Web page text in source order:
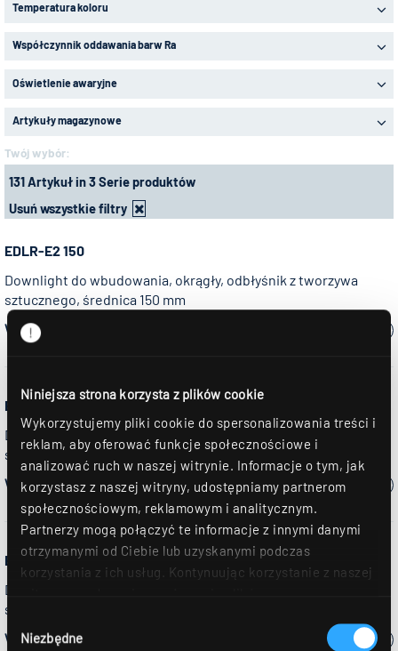
Niniejsza strona korzysta z plików cookie
Wykorzystujemy pliki cookie do spersonalizowania treści i
reklam, aby oferować funkcje społecznościowe i
analizować ruch w naszej witrynie. Informacje o tym, jak
korzystasz z naszej witryny, udostępniamy partnerom
społecznościowym, reklamowym i analitycznym.
Partnerzy mogą połączyć te informacje z innymi danymi
otrzymanymi od Ciebie lub uzyskanymi podczas
korzystania z ich usług. Kontynuując korzystanie z naszej
szczegóły można znaleźć w naszym
oświadczeniu o
Wybór
zgody
Niezbędne
Temperatura koloru
Współczynnik oddawania barw Ra
Oświetlenie awaryjne
Artykuły magazynowe
Twój wybór:
131 Artykuł in 3 Serie produktów
Usuń wszystkie filtry
EDLR-E2 150
Downlight do wbudowania, okrągły, odbłyśnik z tworzywa
sztucznego, średnica 150 mm
Wybierz model:
EDLR-E2 195
Downlight do wbudowania, okrągły, odbłyśnik z tworzywa
sztucznego, średnica 195 mm
Wybierz model:
EDLR-E2 235
Downlight do wbudowania, okrągły, odbłyśnik z tworzywa
sztucznego, średnica 235 mm
Wybierz model: